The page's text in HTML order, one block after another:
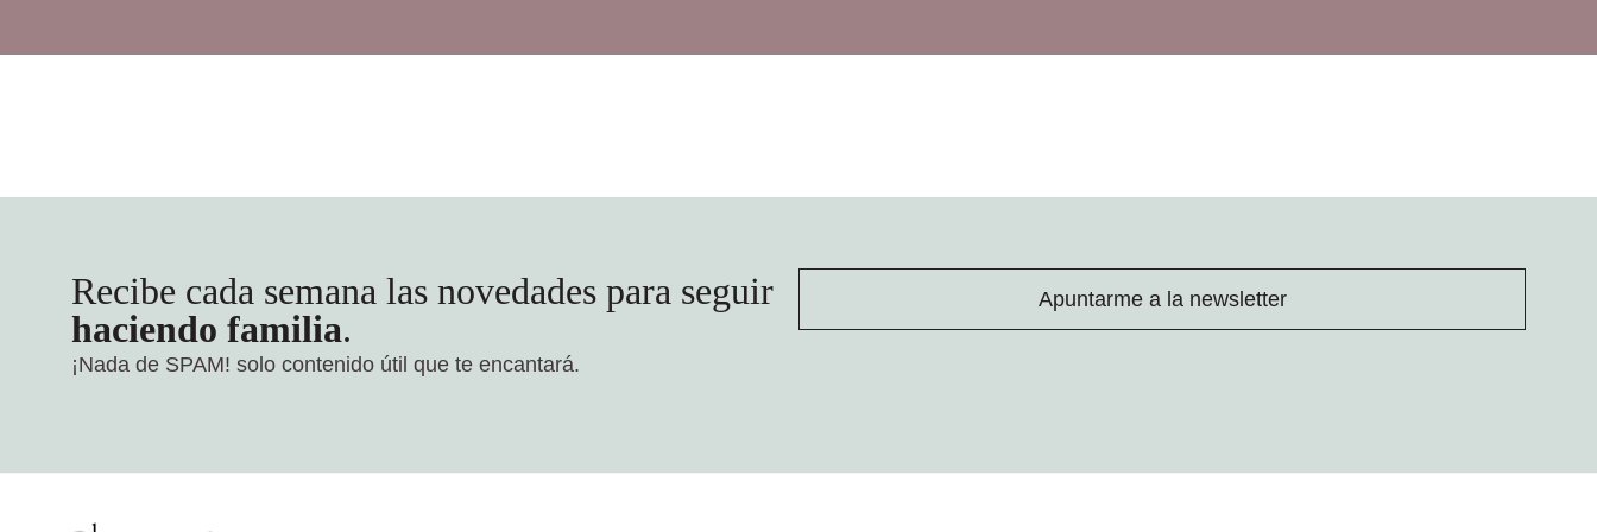
Recibe cada semana las novedades para seguir
haciendo familia.
¡Nada de SPAM! solo contenido útil que te encantará.
Apuntarme a la newsletter